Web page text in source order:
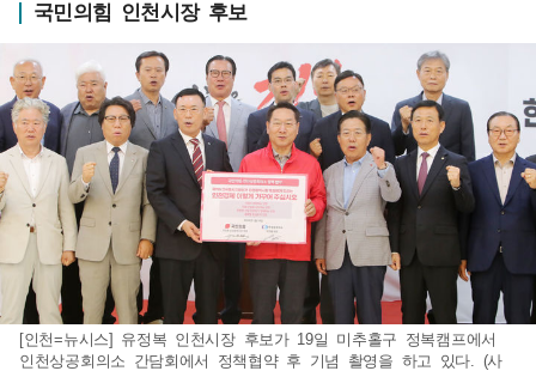
국민의힘 인천시장 후보
[인천=뉴시스] 유정복 인천시장 후보가 19일 미추홀구 정복캠프에서
인천상공회의소 간담회에서 정책협약 후 기념 촬영을 하고 있다. (사